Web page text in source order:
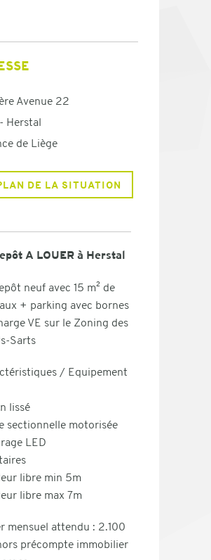
Avenue 22
Herstal
de Liège
DE LA SITUATION
A LOUER à Herstal
neuf avec 15 m² de
+ parking avec bornes
VE sur le Zoning des
Sarts
/ Equipement
lissé
sectionnelle motorisée
LED
libre min 5m
libre max 7m
mensuel attendu : 2.100
précompte immobilier